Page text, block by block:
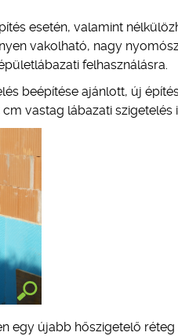
esetén, valamint
vakolható, nagy
felhasználásra.
beépítése ajánlott, új
vastag lábazati
egy újabb hőszigetelő